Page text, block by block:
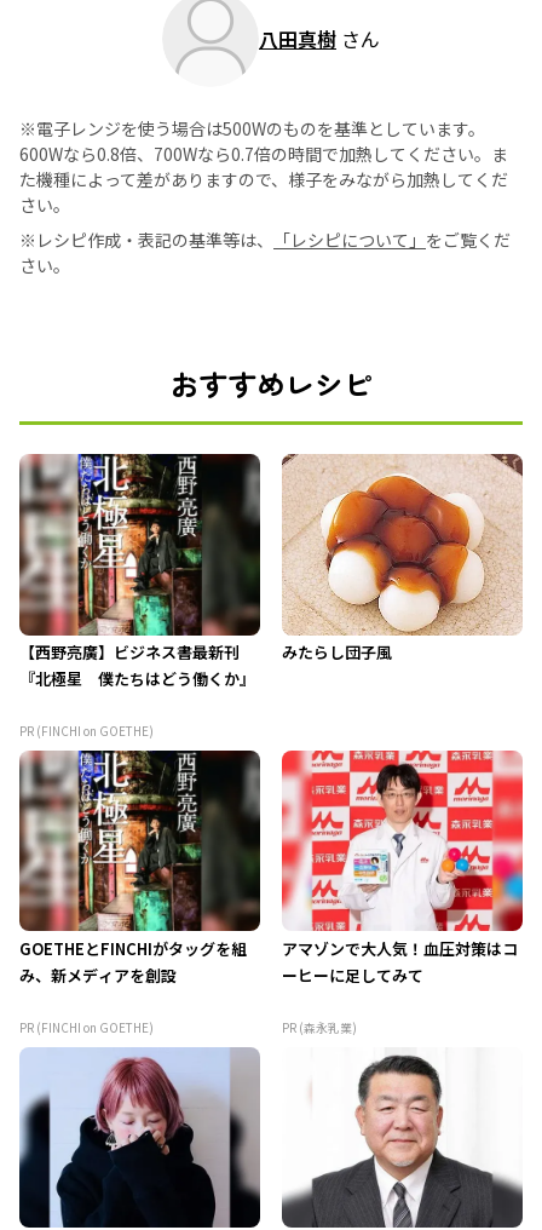
八田真樹 さん
※電子レンジを使う場合は500Wのものを基準としています。
600Wなら0.8倍、700Wなら0.7倍の時間で加熱してください。ま
た機種によって差がありますので、様子をみながら加熱してくだ
さい。
※レシピ作成・表記の基準等は、
「レシピについて」 をご覧くだ
さい。
おすすめレシピ
【西野亮廣】ビジネス書最新刊
『北極星 僕たちはどう働くか』
PR (FINCHI on GOETHE)
みたらし団子風
GOETHEとFINCHIがタッグを組
み、新メディアを創設
PR (FINCHI on GOETHE)
アマゾンで大人気！血圧対策はコ
ーヒーに足してみて
PR (森永乳業)